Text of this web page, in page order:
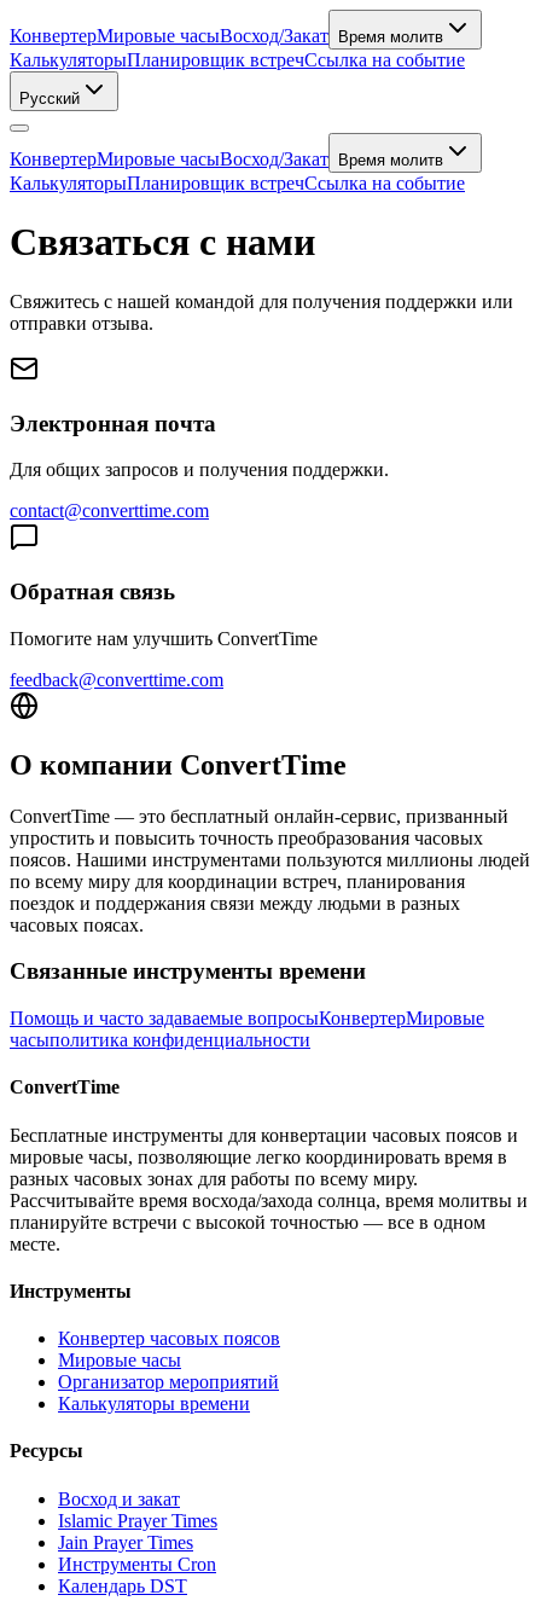
КонвертерМировые часыВосход/Закат Время молитв
КалькуляторыПланировщик встречСсылка на событие
Русский
КонвертерМировые часыВосход/Закат Время молитв
КалькуляторыПланировщик встречСсылка на событие
Связаться с нами
Свяжитесь с нашей командой для получения поддержки или
отправки отзыва.
Электронная почта
Для общих запросов и получения поддержки.
contact@converttime.com
Обратная связь
Помогите нам улучшить ConvertTime
feedback@converttime.com
О компании ConvertTime
ConvertTime — это бесплатный онлайн-сервис, призванный
упростить и повысить точность преобразования часовых
поясов. Нашими инструментами пользуются миллионы людей
по всему миру для координации встреч, планирования
поездок и поддержания связи между людьми в разных
часовых поясах.
Связанные инструменты времени
Помощь и часто задаваемые вопросыКонвертерМировые
часыполитика конфиденциальности
ConvertTime
Бесплатные инструменты для конвертации часовых поясов и
мировые часы, позволяющие легко координировать время в
разных часовых зонах для работы по всему миру.
Рассчитывайте время восхода/захода солнца, время молитвы и
планируйте встречи с высокой точностью — все в одном
месте.
Инструменты
Конвертер часовых поясов
Мировые часы
Организатор мероприятий
Калькуляторы времени
Ресурсы
Восход и закат
Islamic Prayer Times
Jain Prayer Times
Инструменты Cron
Календарь DST